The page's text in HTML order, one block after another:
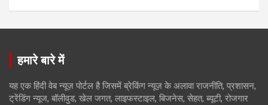
हमारे बारे में
यह एक हिंदी वेब न्यूज़ पोर्टल है जिसमें ब्रेकिंग न्यूज़ के अलावा राजनीति, प्रशासन,
ट्रेंडिंग न्यूज, बॉलीवुड, खेल जगत, लाइफस्टाइल, बिजनेस, सेहत, ब्यूटी, रोजगार